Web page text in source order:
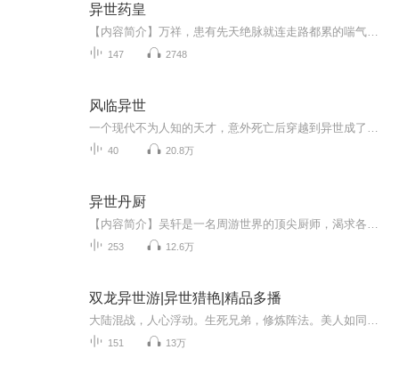
异世药皇
147 2748
风临异世
40 20.8万
异世丹厨
253 12.6万
双龙异世游|异世猎艳|精品多播
151 13万